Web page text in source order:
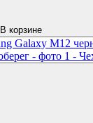
В корзине